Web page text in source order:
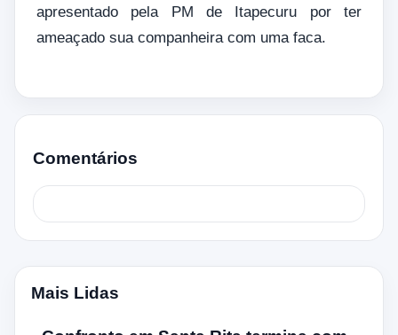
apresentado pela PM de Itapecuru por ter
ameaçado sua companheira com uma faca.
Comentários
Mais Lidas